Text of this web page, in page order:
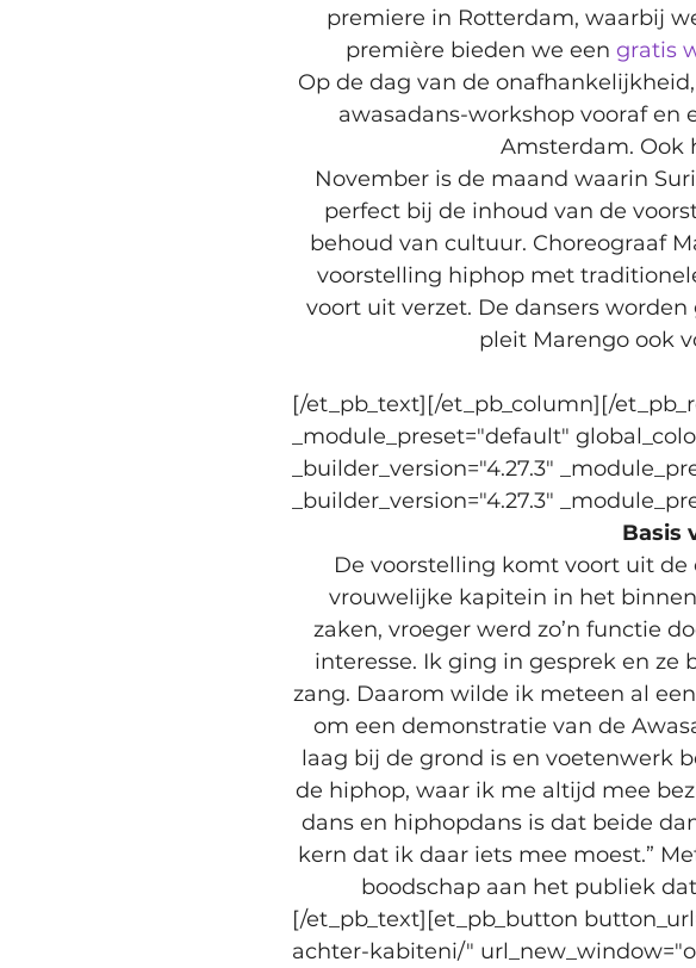
premiere in Rotterdam, waarbij
première bieden we een gratis
Op de dag van de
awasadans-workshop vooraf en
Amsterdam. Ook
November is de maand waarin
perfect bij de inhoud van de
behoud van cultuur. Choreograaf
voorstelling hiphop met
voort uit verzet. De dansers
pleit Marengo ook
[/et_pb_text][/et_pb_column][/
_module_preset="default"
_builder_version="4.27.3"
_builder_version="4.27.3"
Basis
De voorstelling komt voort uit
vrouwelijke kapitein in het
zaken, vroeger werd zo’n functie
interesse. Ik ging in gesprek en
zang. Daarom wilde ik meteen al
om een demonstratie van de
laag bij de grond is en voetenwerk
de hiphop, waar ik me altijd mee
dans en hiphopdans is dat beide
kern dat ik daar iets mee moest.”
boodschap aan het publiek
[/et_pb_text][et_pb_button
achter-kabiteni/"